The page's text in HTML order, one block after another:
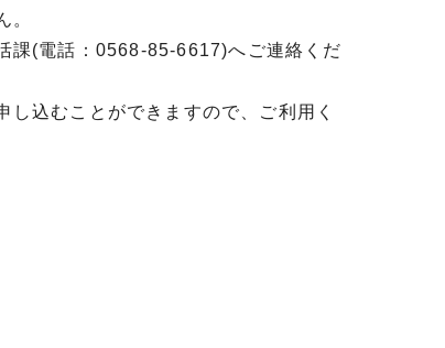
。
課(電話：0568-85-6617)へご連絡くだ
込むことができますので、ご利用く